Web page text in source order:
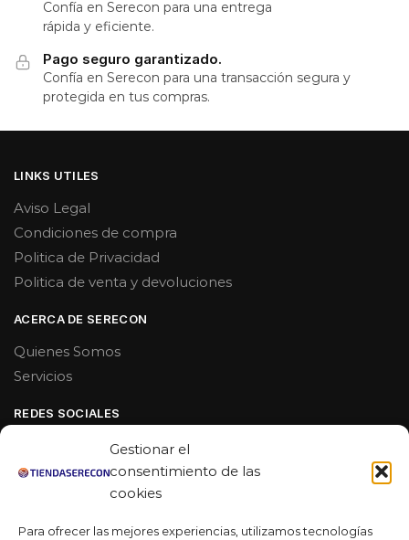
Gestionar el
consentimiento de las
cookies
Para ofrecer las mejores experiencias, utilizamos tecnologías
Confía en Serecon para una entrega
rápida y eficiente.
Pago seguro garantizado.
Confía en Serecon para una transacción segura y
protegida en tus compras.
LINKS UTILES
Aviso Legal
Condiciones de compra
Politica de Privacidad
Politica de venta y devoluciones
ACERCA DE SERECON
Quienes Somos
Servicios
REDES SOCIALES
Linkedin
MAS DE 50 RESEÑAS